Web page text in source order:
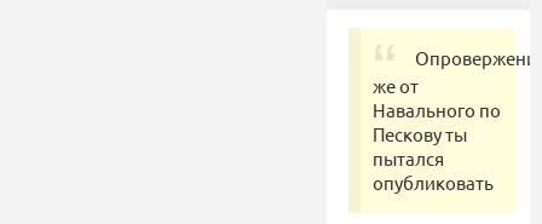
же от
Навального по
Пескову ты
пытался
опубликовать